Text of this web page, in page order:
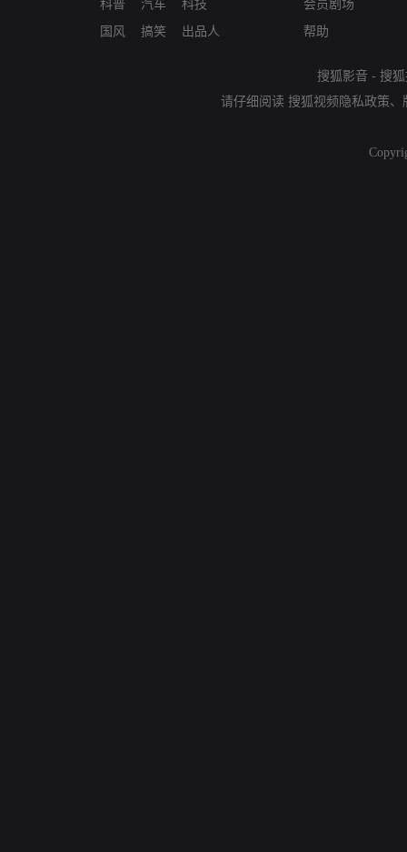
科普
国风
汽车
搞笑
科技
出品人
会员剧场
帮助
搜狐影音 - 搜
请仔细阅读 搜狐视频隐私政策、